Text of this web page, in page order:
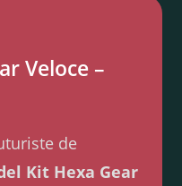
Veloce –
de
Kit Hexa Gear